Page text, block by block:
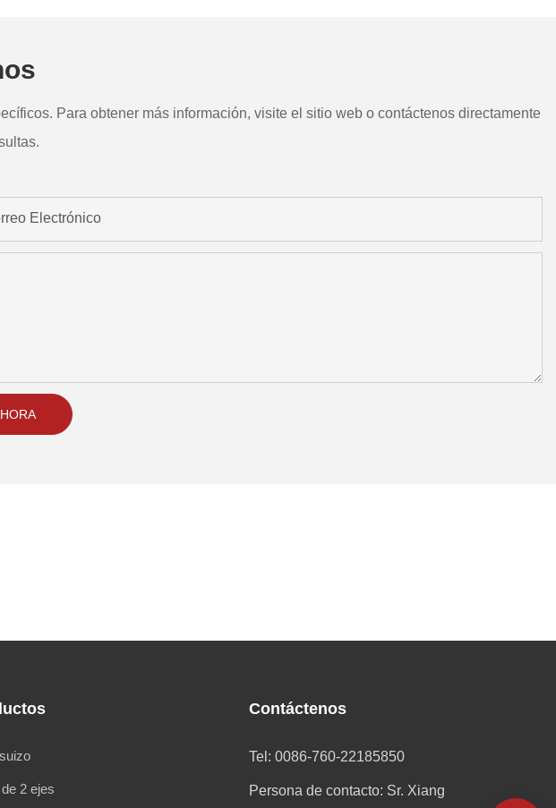
Para obtener más información, visite el sitio web o contáctenos directamente
Electrónico
2 ejes
Contáctenos
Tel: 0086-760-22185850
Persona de contacto: Sr. Xiang